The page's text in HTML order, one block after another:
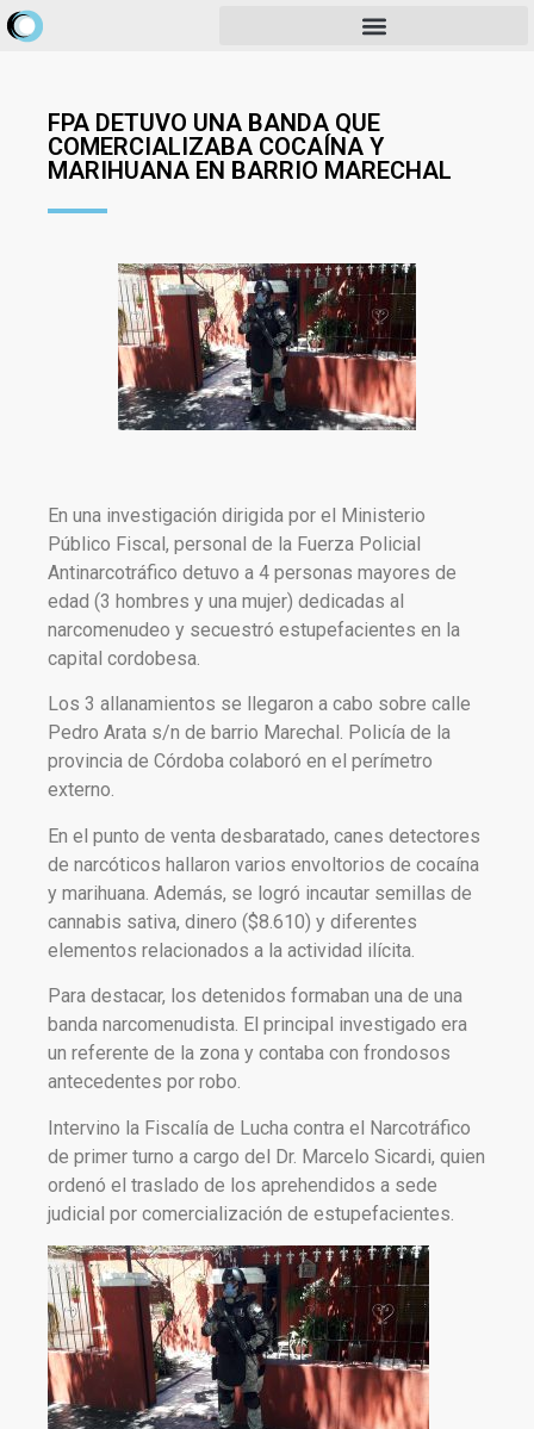
FPA DETUVO UNA BANDA QUE
COMERCIALIZABA COCAÍNA Y
MARIHUANA EN BARRIO MARECHAL
En una investigación dirigida por el Ministerio
Público Fiscal, personal de la Fuerza Policial
Antinarcotráfico detuvo a 4 personas mayores de
edad (3 hombres y una mujer) dedicadas al
narcomenudeo y secuestró estupefacientes en la
capital cordobesa.
Los 3 allanamientos se llegaron a cabo sobre calle
Pedro Arata s/n de barrio Marechal. Policía de la
provincia de Córdoba colaboró en el perímetro
externo.
En el punto de venta desbaratado, canes detectores
de narcóticos hallaron varios envoltorios de cocaína
y marihuana. Además, se logró incautar semillas de
cannabis sativa, dinero ($8.610) y diferentes
elementos relacionados a la actividad ilícita.
Para destacar, los detenidos formaban una de una
banda narcomenudista. El principal investigado era
un referente de la zona y contaba con frondosos
antecedentes por robo.
Intervino la Fiscalía de Lucha contra el Narcotráfico
de primer turno a cargo del Dr. Marcelo Sicardi, quien
ordenó el traslado de los aprehendidos a sede
judicial por comercialización de estupefacientes.